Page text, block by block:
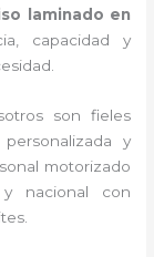
laminado en
capacidad y
son fieles
y
motorizado
nacional con